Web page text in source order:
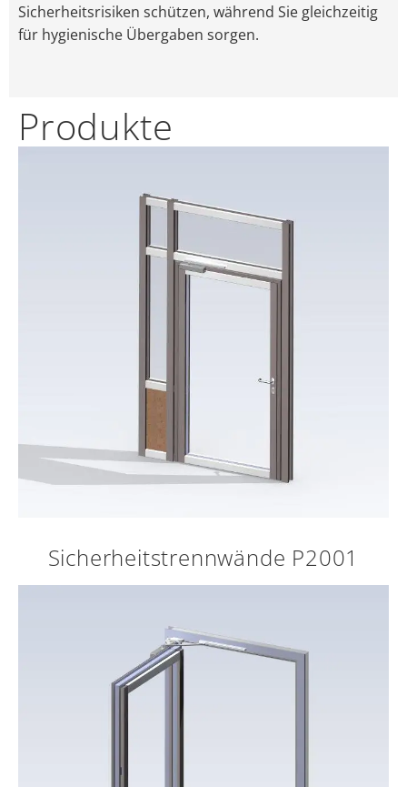
Sicherheitsrisiken schützen, während Sie gleichzeitig
für hygienische Übergaben sorgen.
Produkte
Sicherheitstrennwände P2001